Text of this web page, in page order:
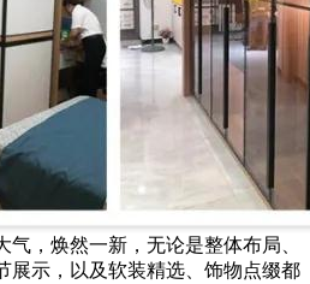
，焕然一新，无论是整体布局、
展示，以及软装精选、饰物点缀都